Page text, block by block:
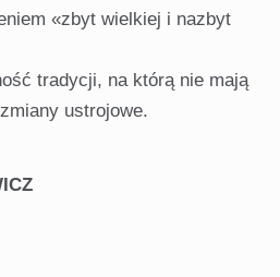
«zbyt wielkiej i nazbyt
tradycji, na którą nie mają
ustrojowe.